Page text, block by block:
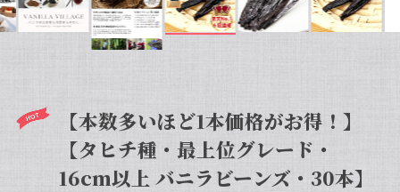
【本数多いほど1本価格がお得！】
【タヒチ種・最上位グレード・
16cm以上 バニラビーンズ・30本】